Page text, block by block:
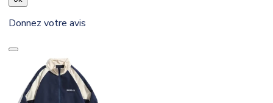
Donnez votre avis